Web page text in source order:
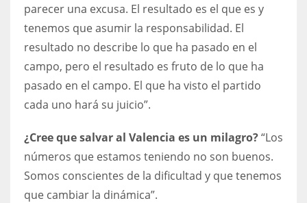
NE
16
OAK
NYG
24
parecer una excusa. El resultado es el que es y
tenemos que asumir la responsabilidad. El
resultado no describe lo que ha pasado en el
campo, pero el resultado es fruto de lo que ha
pasado en el campo. El que ha visto el partido
cada uno hará su juicio”.
¿Cree que salvar al Valencia es un milagro?“Los
números que estamos teniendo no son buenos.
Somos conscientes de la dificultad y que tenemos
que cambiar la dinámica”.